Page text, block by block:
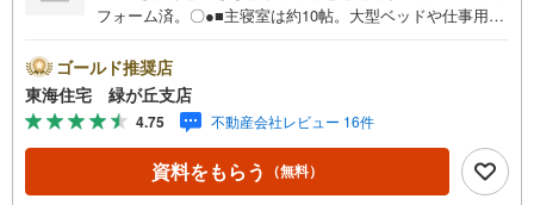
フォーム済。〇●■主寝室は約10帖。大型ベッドや仕事用デ
台分（車種による）
ゴールド推奨店
東海住宅 緑が丘支店
4.75 不動産会社レビュー 16件
資料をもらう （無料）